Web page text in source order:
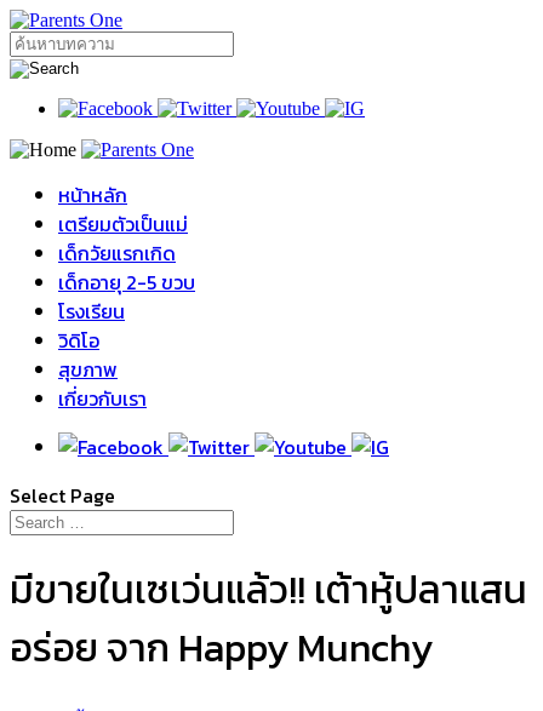
หน้าหลัก
เตรียมตัวเป็นแม่
เด็กวัยแรกเกิด
เด็กอายุ 2-5 ขวบ
โรงเรียน
วิดิโอ
สุขภาพ
เกี่ยวกับเรา
Select Page
มีขายในเซเว่นแล้ว!! เต้าหู้ปลาแสน
อร่อย จาก Happy Munchy